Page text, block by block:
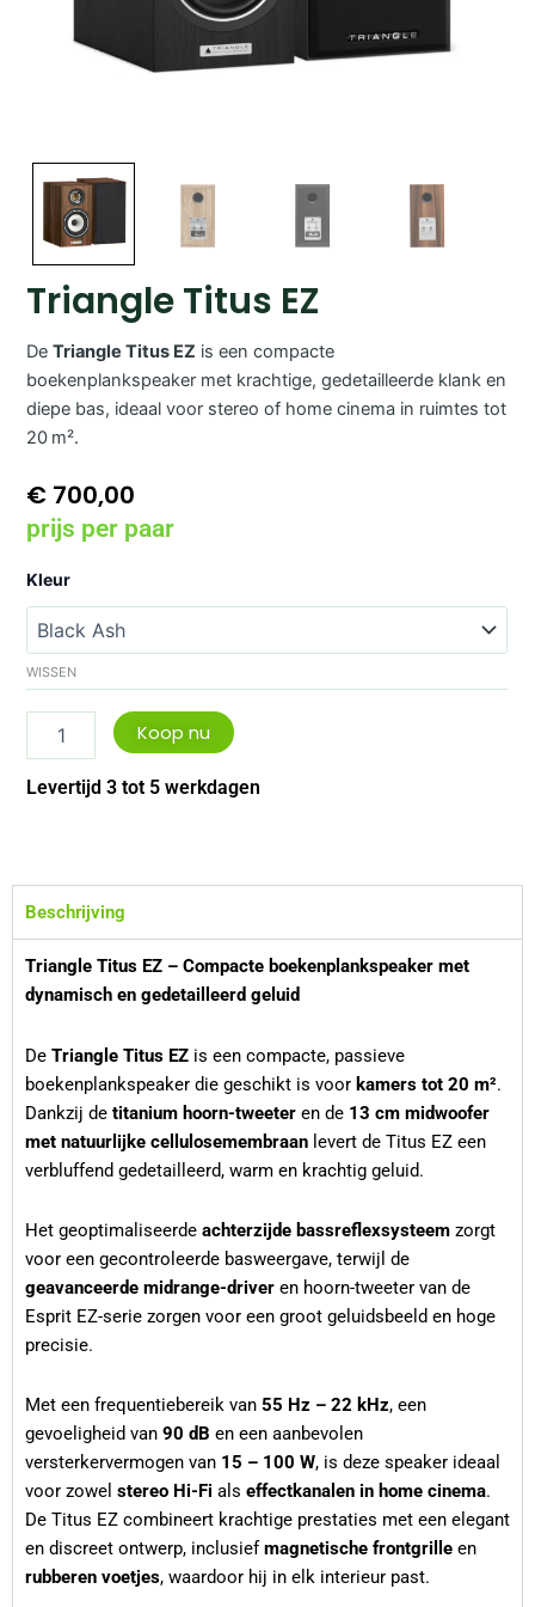
Triangle Titus EZ
DeTriangle Titus EZ is een compacte
boekenplankspeaker met krachtige, gedetailleerde klank en
diepe bas, ideaal voor stereo of home cinema in ruimtes tot
20 m².
€ 700,00
prijs per paar
Kleur
WISSEN
Triangle
EZ
aantal
Koop nu
Levertijd 3 tot 5 werkdagen
Beschrijving
Triangle Titus EZ – Compacte boekenplankspeaker met
dynamisch en gedetailleerd geluid
De Triangle Titus EZ is een compacte, passieve
boekenplankspeaker die geschikt is voor kamers tot 20 m².
Dankzij de titanium hoorn-tweeter en de 13 cm midwoofer
met natuurlijke cellulosemembraan levert de Titus EZ een
verbluffend gedetailleerd, warm en krachtig geluid.
Het geoptimaliseerde achterzijde bassreflexsysteem zorgt
voor een gecontroleerde basweergave, terwijl de
geavanceerde midrange-driver en hoorn-tweeter van de
Esprit EZ-serie zorgen voor een groot geluidsbeeld en hoge
precisie.
Met een frequentiebereik van 55 Hz – 22 kHz, een
gevoeligheid van 90 dB en een aanbevolen
versterkervermogen van 15 – 100 W, is deze speaker ideaal
voor zowel stereo Hi-Fi als effectkanalen in home cinema.
De Titus EZ combineert krachtige prestaties met een elegant
en discreet ontwerp, inclusiefmagnetische frontgrille en
rubberen voetjes, waardoor hij in elk interieur past.